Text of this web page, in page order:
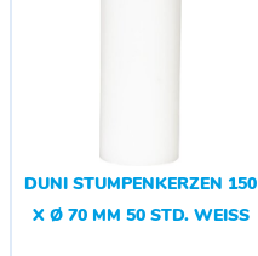
DUNI STUMPENKERZEN 150
X Ø 70 MM 50 STD. WEISS